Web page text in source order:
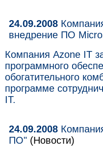
24.09.2008
внедрение ПО
Компания Azone IT
программного
обогатительного
программе
IT.
24.09.2008
ПО" (Новости)